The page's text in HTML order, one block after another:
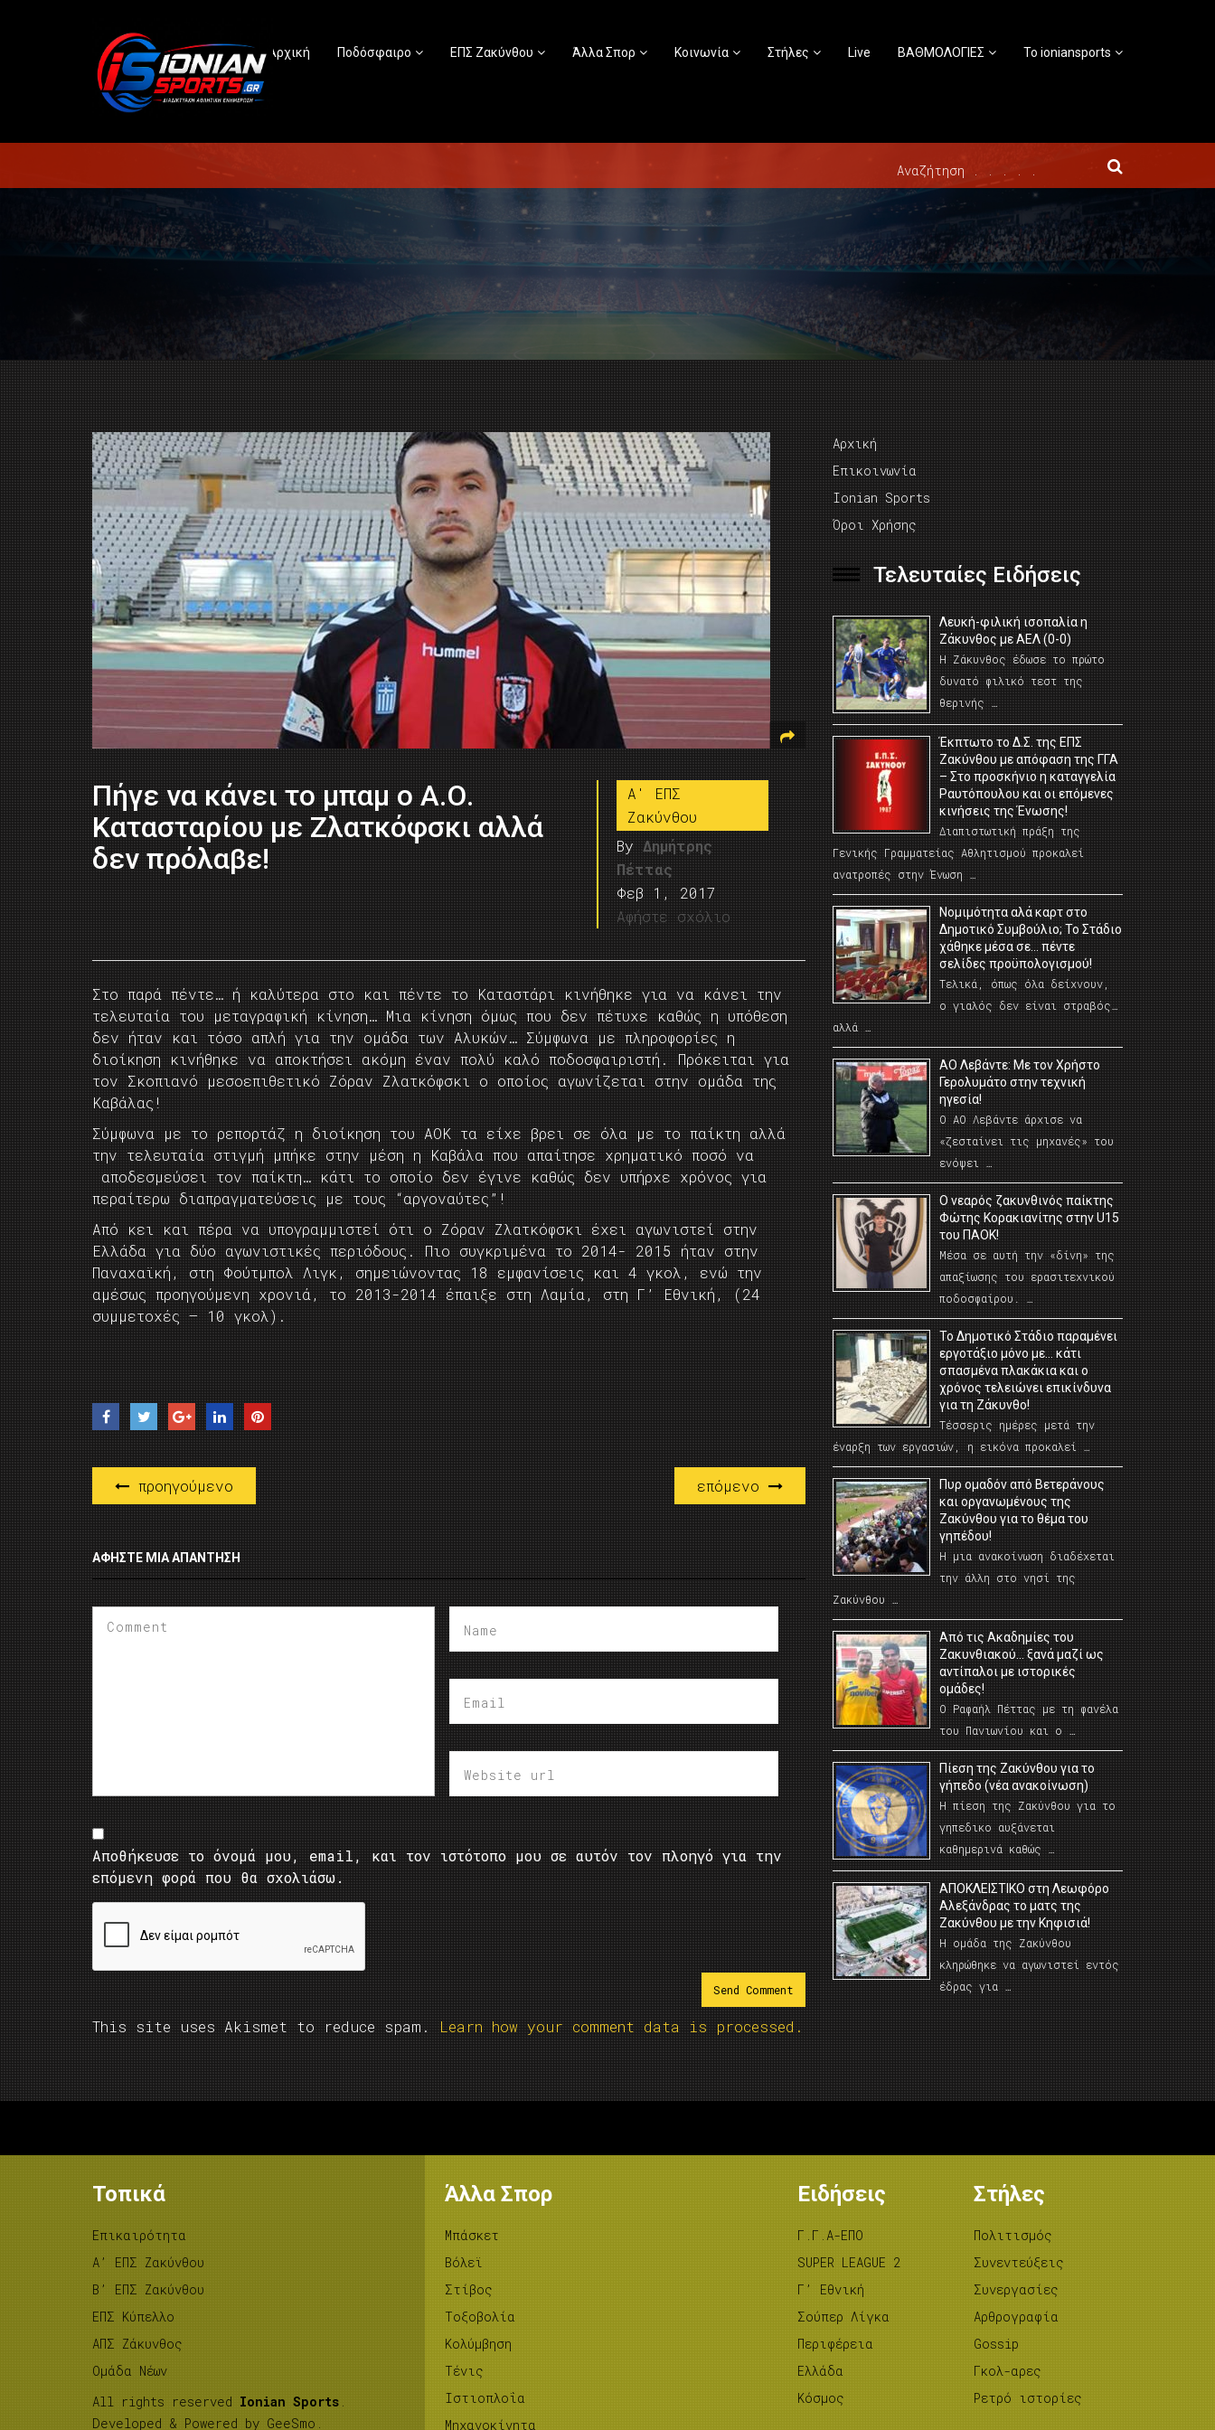
Αρχική Ποδόσφαιρο ΕΠΣ Ζακύνθου Άλλα Σπορ Κοινωνία Στήλες Live ΒΑΘΜΟΛΟΓΙΕΣ Το ioniansports
Πήγε να κάνει το μπαμ ο Α.Ο.
Κατασταρίου με Ζλατκόφσκι αλλά
δεν πρόλαβε!
A' ΕΠΣ
Ζακύνθου
By Δημήτρης
Πέττας
Φεβ 1, 2017
Αφήστε σχόλιο
Στο παρά πέντε… ή καλύτερα στο και πέντε το Καταστάρι κινήθηκε για να κάνει την
τελευταία του μεταγραφική κίνηση… Μια κίνηση όμως που δεν πέτυχε καθώς η υπόθεση
δεν ήταν και τόσο απλή για την ομάδα των Αλυκών… Σύμφωνα με πληροφορίες η
διοίκηση κινήθηκε να αποκτήσει ακόμη έναν πολύ καλό ποδοσφαιριστή. Πρόκειται για
τον Σκοπιανό μεσοεπιθετικό Ζόραν Ζλατκόφσκι ο οποίος αγωνίζεται στην ομάδα της
Καβάλας!
Σύμφωνα με το ρεπορτάζ η διοίκηση του ΑΟΚ τα είχε βρει σε όλα με το παίκτη αλλά
την τελευταία στιγμή μπήκε στην μέση η Καβάλα που απαίτησε χρηματικό ποσό να
αποδεσμεύσει τον παίκτη… κάτι το οποίο δεν έγινε καθώς δεν υπήρχε χρόνος για
περαίτερω διαπραγματεύσεις με τους “αργοναύτες”!
Από κει και πέρα να υπογραμμιστεί ότι ο Ζόραν Ζλατκόφσκι έχει αγωνιστεί στην
Ελλάδα για δύο αγωνιστικές περιόδους. Πιο συγκριμένα το 2014­- 2015 ήταν στην
Παναχαϊκή, στη Φούτμπολ Λιγκ, σημειώνοντας 18 εμφανίσεις και 4 γκολ, ενώ την
αμέσως προηγούμενη χρονιά, το 2013­-2014 έπαιξε στη Λαμία, στη Γ’ Εθνική, (24
συμμετοχές – 10 γκολ).
προηγούμενο επόμενο
ΑΦΉΣΤΕ ΜΙΑ ΑΠΆΝΤΗΣΗ
Αποθήκευσε το όνομά μου, email, και τον ιστότοπο μου σε αυτόν τον πλοηγό για την
επόμενη φορά που θα σχολιάσω.
This site uses Akismet to reduce spam. Learn how your comment data is processed.
Αρχική
Επικοινωνία
Ionian Sports
Όροι Χρήσης
Τελευταίες Ειδήσεις
Λευκή-φιλική ισοπαλία η
Ζάκυνθος με ΑΕΛ (0-0)
Η Ζάκυνθος έδωσε το πρώτο
δυνατό φιλικό τεστ της
θερινής …
Έκπτωτο το Δ.Σ. της ΕΠΣ
Ζακύνθου με απόφαση της ΓΓΑ
– Στο προσκήνιο η καταγγελία
Ραυτόπουλου και οι επόμενες
κινήσεις της Ένωσης!
Διαπιστωτική πράξη της
Γενικής Γραμματείας Αθλητισμού προκαλεί
ανατροπές στην Ένωση …
Νομιμότητα αλά καρτ στο
Δημοτικό Συμβούλιο; Το Στάδιο
χάθηκε μέσα σε… πέντε
σελίδες προϋπολογισμού!
Τελικά, όπως όλα δείχνουν,
ο γιαλός δεν είναι στραβός…
αλλά …
ΑΟ Λεβάντε: Με τον Χρήστο
Γερολυμάτο στην τεχνική
ηγεσία!
Ο ΑΟ Λεβάντε άρχισε να
«ζεσταίνει τις μηχανές» του
ενόψει …
O νεαρός ζακυνθινός παίκτης
Φώτης Κορακιανίτης στην U15
του ΠΑΟΚ!
Μέσα σε αυτή την «δίνη» της
απαξίωσης του ερασιτεχνικού
ποδοσφαίρου. …
Το Δημοτικό Στάδιο παραμένει
εργοτάξιο μόνο με… κάτι
σπασμένα πλακάκια και ο
χρόνος τελειώνει επικίνδυνα
για τη Ζάκυνθο!
Τέσσερις ημέρες μετά την
έναρξη των εργασιών, η εικόνα προκαλεί …
Πυρ ομαδόν από Βετεράνους
και οργανωμένους της
Ζακύνθου για το θέμα του
γηπέδου!
Η μια ανακοίνωση διαδέχεται
την άλλη στο νησί της
Ζακύνθου …
Από τις Ακαδημίες του
Ζακυνθιακού… ξανά μαζί ως
αντίπαλοι με ιστορικές
ομάδες!
Ο Ραφαήλ Πέττας με τη φανέλα
του Πανιωνίου και ο …
Πίεση της Ζακύνθου για το
γήπεδο (νέα ανακοίνωση)
Η πίεση της Ζακύνθου για το
γηπεδικο αυξάνεται
καθημερινά καθώς …
AΠΟΚΛΕΙΣΤΙΚΟ στη Λεωφόρο
Αλεξάνδρας το ματς της
Ζακύνθου με την Κηφισιά!
Η ομάδα της Ζακύνθου
κληρώθηκε να αγωνιστεί εντός
έδρας για …
Τοπικά
Επικαιρότητα
A’ ΕΠΣ Ζακύνθου
B’ ΕΠΣ Ζακύνθου
ΕΠΣ Κύπελλο
ΑΠΣ Ζάκυνθος
Ομάδα Νέων
All rights reserved Ionian Sports .
Developed & Powered by GeeSmo .
Άλλα Σπορ
Μπάσκετ
Βόλεϊ
Στίβος
Tοξοβολία
Κολύμβηση
Τένις
Ιστιοπλοΐα
Μηχανοκίνητα
Ειδήσεις
Γ.Γ.Α-ΕΠΟ
SUPER LEAGUE 2
Γ’ Εθνική
Σούπερ Λίγκα
Περιφέρεια
Ελλάδα
Κόσμος
Στήλες
Πολιτισμός
Συνεντεύξεις
Συνεργασίες
Αρθρογραφία
Gossip
Γκολ-αρες
Ρετρό ιστορίες